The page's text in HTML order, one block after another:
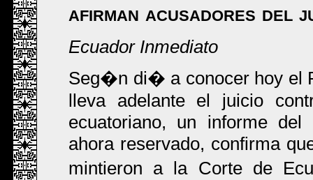
afirman acusadores del
Ecuador Inmediato
Seg�n di� a conocer hoy el
lleva adelante el juicio
ecuatoriano, un informe
ahora reservado, confirma
mintieron a la Corte de